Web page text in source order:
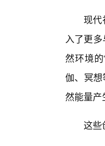
现代
入了更
然环境
伽、冥
然能量产
这些